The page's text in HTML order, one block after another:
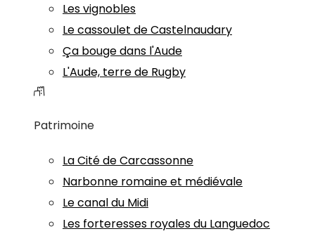
Les vignobles
Le cassoulet de Castelnaudary
Ça bouge dans l'Aude
L'Aude, terre de Rugby
Patrimoine
La Cité de Carcassonne
Narbonne romaine et médiévale
Le canal du Midi
Les forteresses royales du Languedoc